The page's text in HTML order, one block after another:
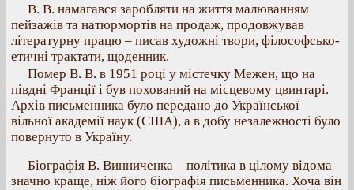
В. В. намагався заробляти на життя малюванням
пейзажів та натюрмортів на продаж, продовжував
літературну працю – писав художні твори, філософсько-
етичні трактати, щоденник.
Помер В. В. в 1951 році у містечку Межен, що на
півдні Франції і був похований на місцевому цвинтарі.
Архів письменника було передано до Української
вільної академії наук (США), а в добу незалежності було
повернуто в Україну.
Біографія В. Винниченка – політика в цілому відома
значно краще, ніж його біографія письменника. Хоча він